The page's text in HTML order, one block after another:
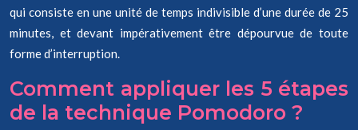
qui consiste en une unité de temps indivisible d’une durée de 25
minutes, et devant impérativement être dépourvue de toute
forme d’interruption.
Comment appliquer les 5 étapes
de la technique Pomodoro ?